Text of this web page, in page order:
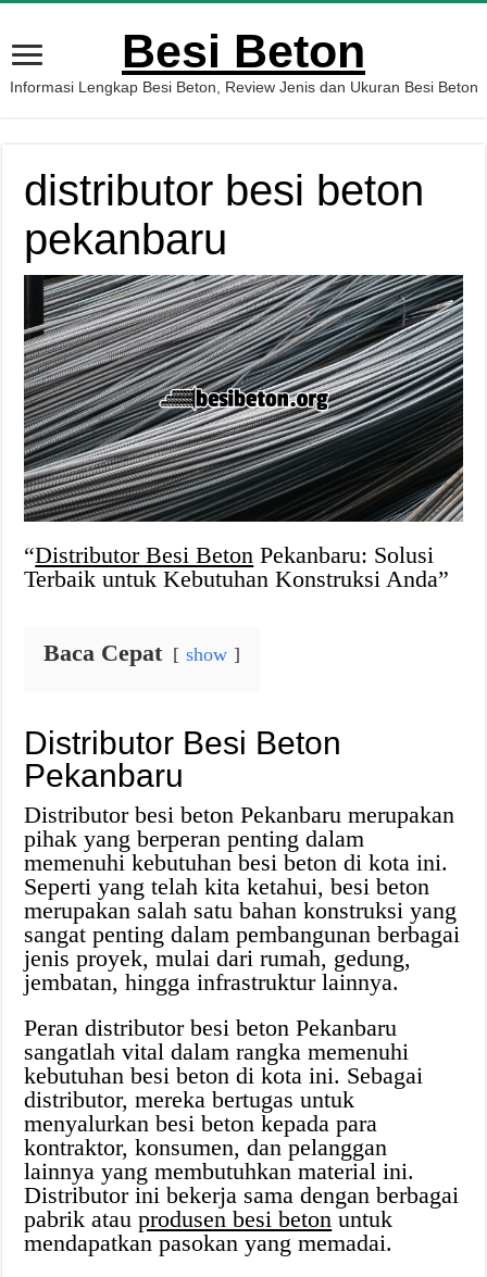
Besi Beton
Informasi Lengkap Besi Beton, Review Jenis dan Ukuran Besi Beton
distributor besi beton
pekanbaru
“Distributor Besi Beton Pekanbaru: Solusi
Terbaik untuk Kebutuhan Konstruksi Anda”
Baca Cepat show
Distributor Besi Beton
Pekanbaru
Distributor besi beton Pekanbaru merupakan
pihak yang berperan penting dalam
memenuhi kebutuhan besi beton di kota ini.
Seperti yang telah kita ketahui, besi beton
merupakan salah satu bahan konstruksi yang
sangat penting dalam pembangunan berbagai
jenis proyek, mulai dari rumah, gedung,
jembatan, hingga infrastruktur lainnya.
Peran distributor besi beton Pekanbaru
sangatlah vital dalam rangka memenuhi
kebutuhan besi beton di kota ini. Sebagai
distributor, mereka bertugas untuk
menyalurkan besi beton kepada para
kontraktor, konsumen, dan pelanggan
lainnya yang membutuhkan material ini.
Distributor ini bekerja sama dengan berbagai
pabrik atauprodusen besi beton untuk
mendapatkan pasokan yang memadai.